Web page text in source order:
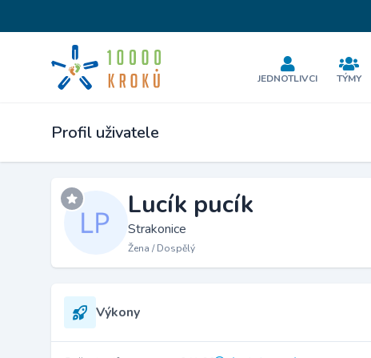
JEDNOTLIVCI TÝMY
Profil uživatele
Lucík pucík
Strakonice
Žena / Dospělý
Výkony